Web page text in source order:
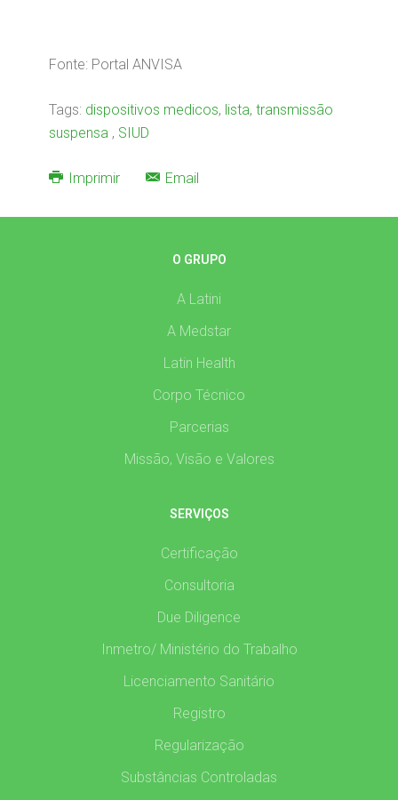
Fonte: Portal ANVISA
Tags: dispositivos medicos, lista, transmissão
suspensa , SIUD
Imprimir Email
O GRUPO
A Latini
A Medstar
Latin Health
Corpo Técnico
Parcerias
Missão, Visão e Valores
SERVIÇOS
Certificação
Consultoria
Due Diligence
Inmetro/ Ministério do Trabalho
Licenciamento Sanitário
Registro
Regularização
Substâncias Controladas